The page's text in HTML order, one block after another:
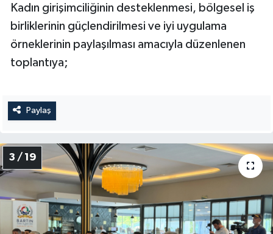
Kadın girişimciliğinin desteklenmesi, bölgesel iş
birliklerinin güçlendirilmesi ve iyi uygulama
örneklerinin paylaşılması amacıyla düzenlenen
toplantıya;
Paylaş
3 / 19